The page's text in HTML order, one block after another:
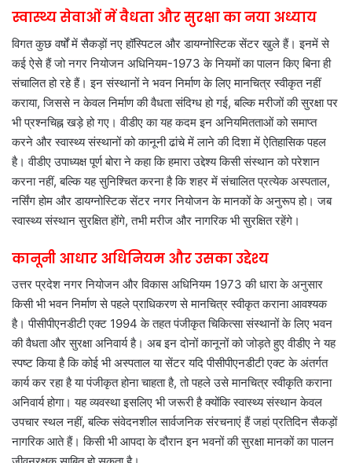
स्वास्थ्य सेवाओं में वैधता और सुरक्षा का नया अध्याय
विगत कुछ वर्षों में सैकड़ों नए हॉस्पिटल और डायग्नोस्टिक सेंटर खुले हैं। इनमें से
कई ऐसे हैं जो नगर नियोजन अधिनियम-1973 के नियमों का पालन किए बिना ही
संचालित हो रहे हैं। इन संस्थानों ने भवन निर्माण के लिए मानचित्र स्वीकृत नहीं
कराया, जिससे न केवल निर्माण की वैधता संदिग्ध हो गई, बल्कि मरीजों की सुरक्षा पर
भी प्रश्नचिह्न खड़े हो गए। वीडीए का यह कदम इन अनियमितताओं को समाप्त
करने और स्वास्थ्य संस्थानों को कानूनी ढांचे में लाने की दिशा में ऐतिहासिक पहल
है। वीडीए उपाध्यक्ष पूर्ण बोरा ने कहा कि हमारा उद्देश्य किसी संस्थान को परेशान
करना नहीं, बल्कि यह सुनिश्चित करना है कि शहर में संचालित प्रत्येक अस्पताल,
नर्सिंग होम और डायग्नोस्टिक सेंटर नगर नियोजन के मानकों के अनुरूप हो। जब
स्वास्थ्य संस्थान सुरक्षित होंगे, तभी मरीज और नागरिक भी सुरक्षित रहेंगे।
कानूनी आधार अधिनियम और उसका उद्देश्य
उत्तर प्रदेश नगर नियोजन और विकास अधिनियम 1973 की धारा के अनुसार
किसी भी भवन निर्माण से पहले प्राधिकरण से मानचित्र स्वीकृत कराना आवश्यक
है। पीसीपीएनडीटी एक्ट 1994 के तहत पंजीकृत चिकित्सा संस्थानों के लिए भवन
की वैधता और सुरक्षा अनिवार्य है। अब इन दोनों कानूनों को जोड़ते हुए वीडीए ने यह
स्पष्ट किया है कि कोई भी अस्पताल या सेंटर यदि पीसीपीएनडीटी एक्ट के अंतर्गत
कार्य कर रहा है या पंजीकृत होना चाहता है, तो पहले उसे मानचित्र स्वीकृति कराना
अनिवार्य होगा। यह व्यवस्था इसलिए भी जरूरी है क्योंकि स्वास्थ्य संस्थान केवल
उपचार स्थल नहीं, बल्कि संवेदनशील सार्वजनिक संरचनाएं हैं जहां प्रतिदिन सैकड़ों
नागरिक आते हैं। किसी भी आपदा के दौरान इन भवनों की सुरक्षा मानकों का पालन